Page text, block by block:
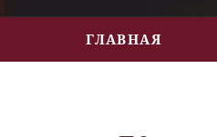
ГЛАВНАЯ